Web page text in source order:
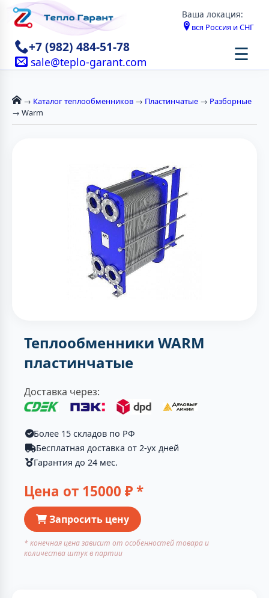
Ваша локация:
вся Россия и СНГ
+7 (982) 484-51-78
sale@teplo-garant.com ☰
→ Каталог теплообменников → Пластинчатые → Разборные
→ Warm
Теплообменники WARM
пластинчатые
Доставка через:
Более 15 складов по РФ
Бесплатная доставка от 2-ух дней
Гарантия до 24 мес.
Цена от 15000 ₽ *
Запросить цену
* конечная цена зависит от особенностей товара и
количества штук в партии